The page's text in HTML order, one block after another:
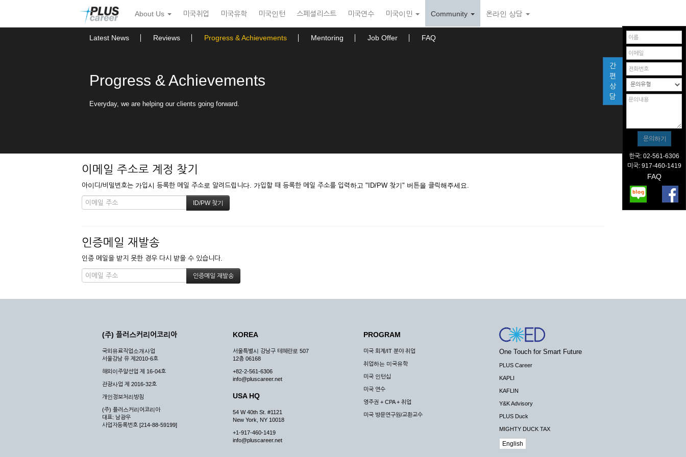
뉴
토
About Us 미국취업 미국유학 미국인턴 스페셜리스트 미국연수 미국이민 Community 온라인 상담
Latest News Reviews Progress & Achievements Mentoring Job Offer FAQ
Progress & Achievements
Everyday, we are helping our clients going forward.
이메일 주소로 계정 찾기
아이디/비밀번호는 가입시 등록한 메일 주소로 알려드립니다. 가입할 때 등록한 메일 주소를 입력하고 "ID/PW 찾기" 버튼을 클릭해주세요.
인증메일 재발송
인증 메일을 받지 못한 경우 다시 받을 수 있습니다.
간
편
상
담
한국: 02-561-6306
미국: 917-460-1419
FAQ
(주) 플러스커리어코리아
국외유료직업소개사업
서울강남 유 제2010-6호
해외이주알선업 제 16-04호
관광사업 제 2016-32호
개인정보처리방침
(주) 플러스커리어코리아
대표: 남광우
사업자등록번호 [214-88-59199]
KOREA
서울특별시 강남구 테헤란로 507
12층 06168
+82-2-561-6306
info@pluscareer.net
USA HQ
54 W 40th St. #1121
New York, NY 10018
+1-917-460-1419
info@pluscareer.net
PROGRAM
미국 회계/IT 분야 취업
취업하는 미국유학
미국 인턴십
미국 연수
영주권 + CPA + 취업
미국 방문연구원/교환교수
One Touch for Smart Future
PLUS Career
KAPLI
KAFLIN
Y&K Advisory
PLUS Duck
MIGHTY DUCK TAX
English